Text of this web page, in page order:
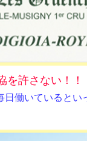
を許さない！！
働いているとい